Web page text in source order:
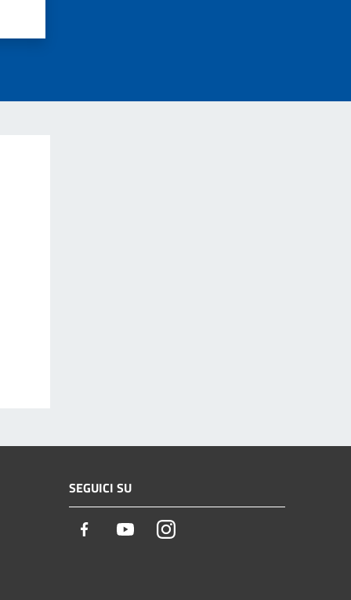
SEGUICI SU
Facebook YoutubeInstagram